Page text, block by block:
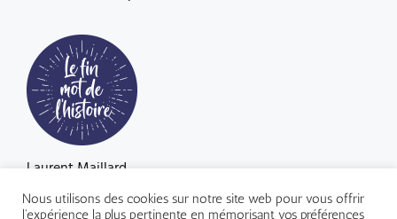
Laurent Maillard
06 60 59 77 07
Nous utilisons des cookies sur notre site web pour vous offrir
l'expérience la plus pertinente en mémorisant vos préférences